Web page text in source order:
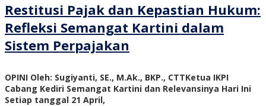
Restitusi Pajak dan Kepastian Hukum:
Refleksi Semangat Kartini dalam
Sistem Perpajakan
OPINI Oleh: Sugiyanti, SE., M.Ak., BKP., CTTKetua IKPI
Cabang Kediri Semangat Kartini dan Relevansinya Hari Ini
Setiap tanggal 21 April,